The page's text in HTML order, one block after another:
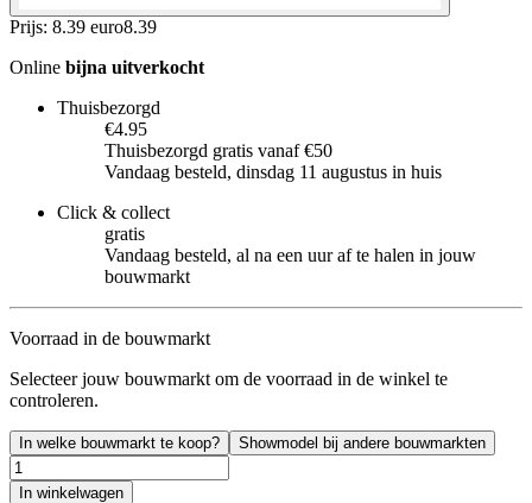
Prijs: 8.39 euro8.39
Online bijna uitverkocht
Thuisbezorgd
€4.95
Thuisbezorgd gratis vanaf €50
Vandaag besteld, dinsdag 11 augustus in huis
Click & collect
gratis
Vandaag besteld, al na een uur af te halen in jouw
bouwmarkt
Voorraad in de bouwmarkt
Selecteer jouw bouwmarkt om de voorraad in de winkel te
controleren.
In welke bouwmarkt te koop? Showmodel bij andere bouwmarkten
In winkelwagen